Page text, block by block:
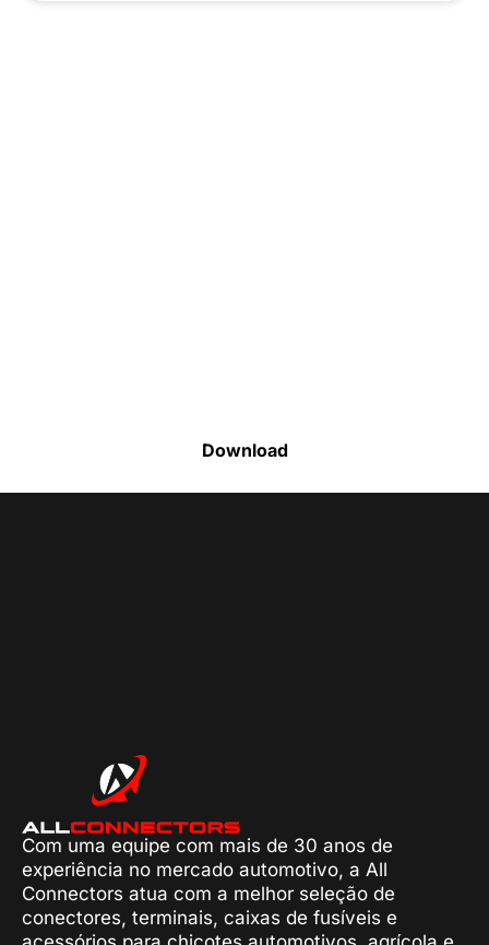
Download
Com uma equipe com mais de 30 anos de
experiência no mercado automotivo, a All
Connectors atua com a melhor seleção de
conectores, terminais, caixas de fusíveis e